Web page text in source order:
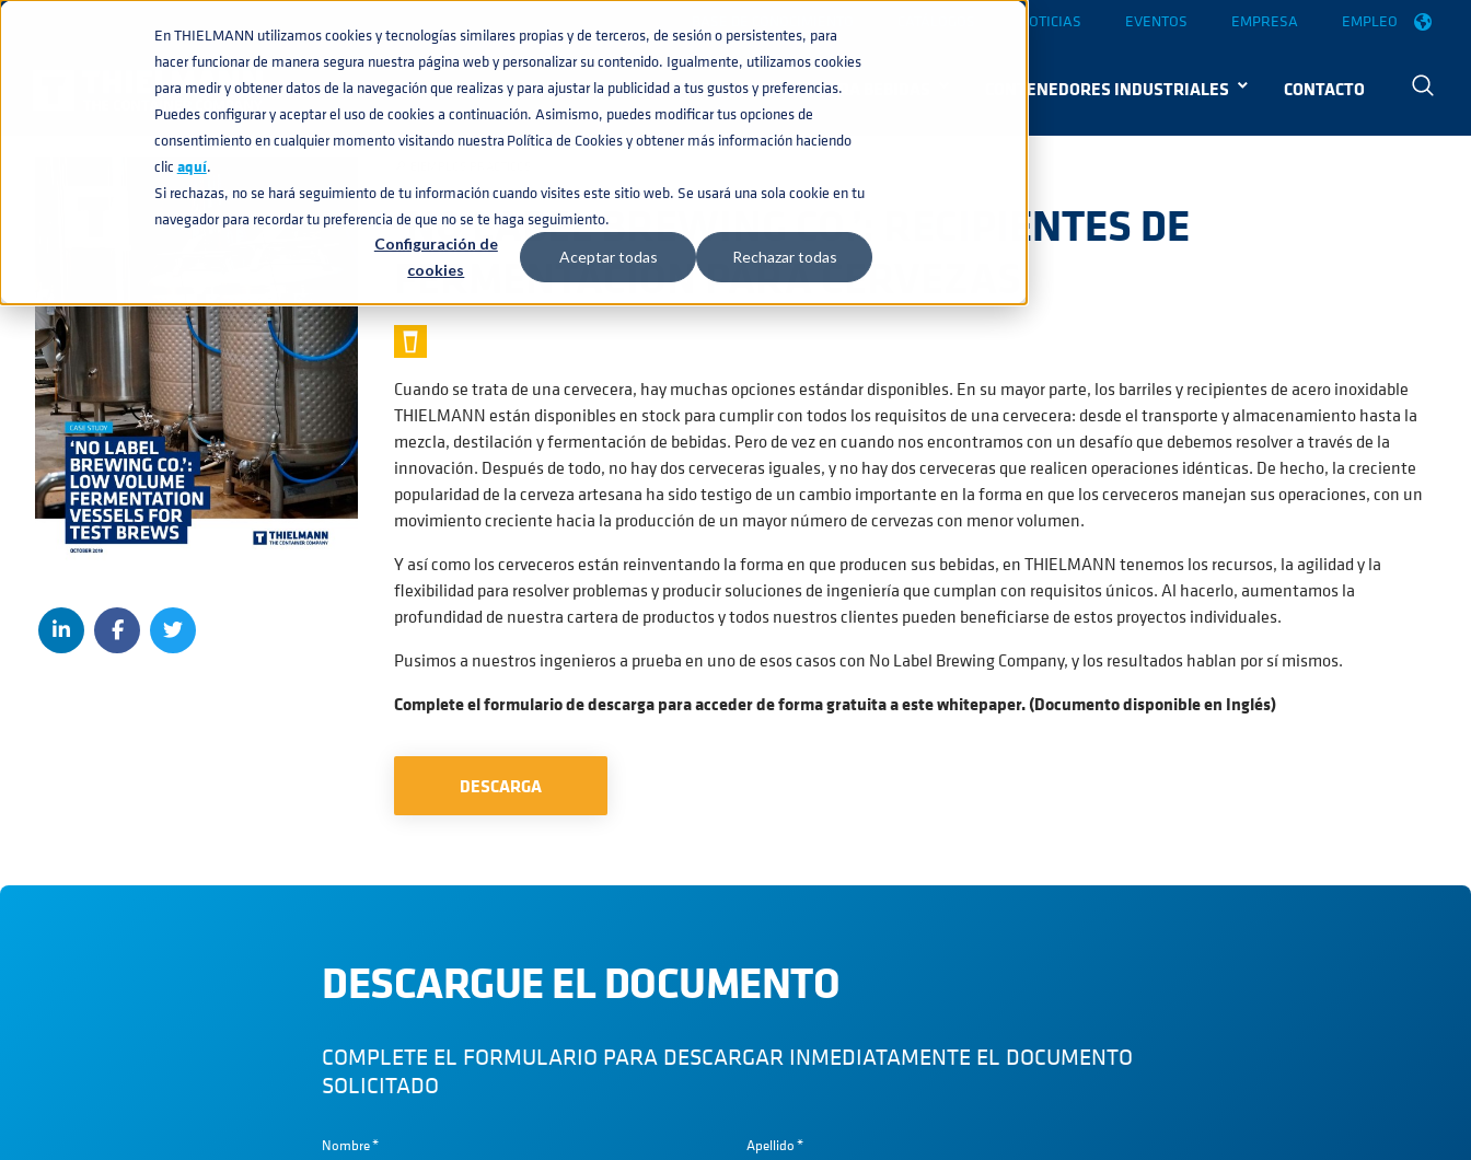
En THIELMANN utilizamos cookies y tecnologías similares propias y de terceros, de sesión o persistentes, para
hacer funcionar de manera segura nuestra página web y personalizar su contenido. Igualmente, utilizamos cookies
para medir y obtener datos de la navegación que realizas y para ajustar la publicidad a tus gustos y preferencias.
Puedes configurar y aceptar el uso de cookies a continuación. Asimismo, puedes modificar tus opciones de
consentimiento en cualquier momento visitando nuestra Política de Cookies y obtener más información haciendo
clic aquí.
Si rechazas, no se hará seguimiento de tu información cuando visites este sitio web. Se usará una sola cookie en tu
navegador para recordar tu preferencia de que no se te haga seguimiento.
Configuración de
cookies
Aceptar todas Rechazar todas
NOTICIAS EVENTOS EMPRESA EMPLEO
BARRILES PARA BEBIDAS CONTENEDORES INDUSTRIALES CONTACTO
BASE DE CONOCIMIENTOnavigate_next ‘NO LABEL BREWING CO.’: RECIPIENTES DE FERMENTACIÓN PARA CERVEZAS
‘NO LABEL BREWING CO.’: RECIPIENTES DE
FERMENTACIÓN PARA CERVEZAS
Cuando se trata de una cervecera, hay muchas opciones estándar disponibles. En su mayor parte, los barriles y recipientes de acero inoxidable
THIELMANN están disponibles en stock para cumplir con todos los requisitos de una cervecera: desde el transporte y almacenamiento hasta la
mezcla, destilación y fermentación de bebidas. Pero de vez en cuando nos encontramos con un desafío que debemos resolver a través de la
innovación. Después de todo, no hay dos cerveceras iguales, y no hay dos cerveceras que realicen operaciones idénticas. De hecho, la creciente
popularidad de la cerveza artesana ha sido testigo de un cambio importante en la forma en que los cerveceros manejan sus operaciones, con un
movimiento creciente hacia la producción de un mayor número de cervezas con menor volumen.
Y así como los cerveceros están reinventando la forma en que producen sus bebidas, en THIELMANN tenemos los recursos, la agilidad y la
flexibilidad para resolver problemas y producir soluciones de ingeniería que cumplan con requisitos únicos. Al hacerlo, aumentamos la
profundidad de nuestra cartera de productos y todos nuestros clientes pueden beneficiarse de estos proyectos individuales.
Pusimos a nuestros ingenieros a prueba en uno de esos casos con No Label Brewing Company, y los resultados hablan por sí mismos.
Complete el formulario de descarga para acceder de forma gratuita a este whitepaper. (Documento disponible en Inglés)
DESCARGA
DESCARGUE EL DOCUMENTO
COMPLETE EL FORMULARIO PARA DESCARGAR INMEDIATAMENTE EL DOCUMENTO
SOLICITADO
Nombre* Apellido*